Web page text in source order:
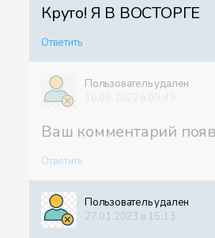
Круто! Я В ВОСТОРГЕ
Ответить
Пользователь удален
Ваш комментарий
Ответить
Пользователь удален
27.01.2023 в 15:13